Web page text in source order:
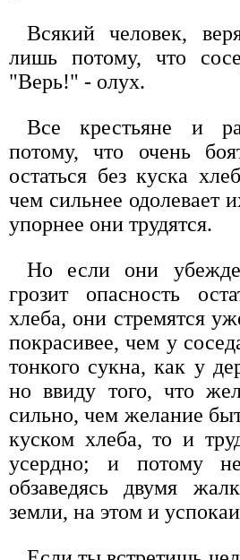
Всякий человек,
лишь потому, что
"Верь!" - олух.
Все крестьяне и
потому, что очень
остаться без куска
чем сильнее одолевает
упорнее они трудятся.
Но если они
грозит опасность
хлеба, они стремятся
покрасивее, чем у
тонкого сукна, как у
но ввиду того, что
сильно, чем желание
куском хлеба, то и
усердно; и потому
обзаведясь двумя
земли, на этом и